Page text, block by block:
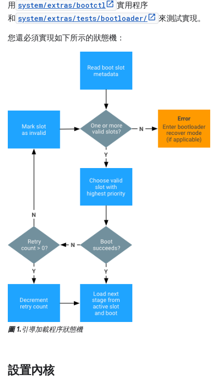
用 system/extras/bootctl
實用程序
和 system/extras/tests/bootloader/
來測試實現。
您還必須實現如下所示的狀態機：
圖 1.引導加載程序狀態機
設置內核